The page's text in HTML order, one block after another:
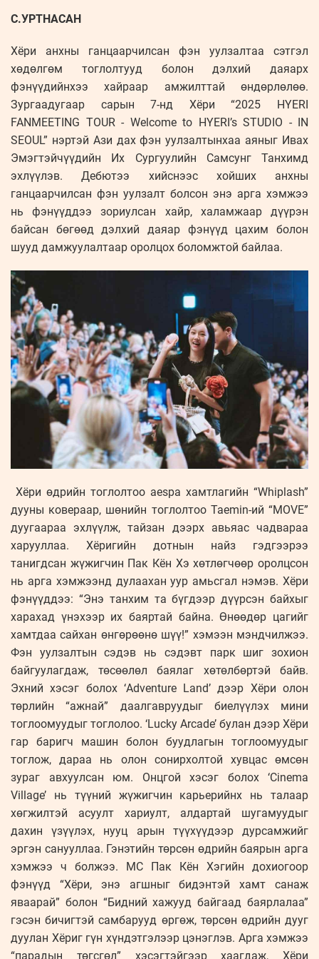
С.УРТНАСАН
Хёри анхны ганцаарчилсан фэн уулзалтаа сэтгэл
хөдөлгөм тоглолтууд болон дэлхий даяарх
фэнүүдийнхээ хайраар амжилттай өндөрлөлөө.
Зургаадугаар сарын 7-нд Хёри “2025 HYERI
FANMEETING TOUR - Welcome to HYERI’s STUDIO - IN
SEOUL” нэртэй Ази дах фэн уулзалтынхаа аяныг Ивах
Эмэгтэйчүүдийн Их Сургуулийн Самсунг Танхимд
эхлүүлэв. Дебютээ хийснээс хойших анхны
ганцаарчилсан фэн уулзалт болсон энэ арга хэмжээ
нь фэнүүддээ зориулсан хайр, халамжаар дүүрэн
байсан бөгөөд дэлхий даяар фэнүүд цахим болон
шууд дамжуулалтаар оролцох боломжтой байлаа.
Хёри өдрийн тоглолтоо aespa хамтлагийн “Whiplash”
дууны ковераар, шөнийн тоглолтоо Taemin-ий “MOVE”
дуугаараа эхлүүлж, тайзан дээрх авьяас чадвараа
харууллаа. Хёригийн дотнын найз гэдгээрээ
танигдсан жүжигчин Пак Кён Хэ хөтлөгчөөр оролцсон
нь арга хэмжээнд дулаахан уур амьсгал нэмэв. Хёри
фэнүүддээ: “Энэ танхим та бүгдээр дүүрсэн байхыг
харахад үнэхээр их баяртай байна. Өнөөдөр цагийг
хамтдаа сайхан өнгөрөөнө шүү!” хэмээн мэндчилжээ.
Фэн уулзалтын сэдэв нь сэдэвт парк шиг зохион
байгуулагдаж, төсөөлөл баялаг хөтөлбөртэй байв.
Эхний хэсэг болох ‘Adventure Land’ дээр Хёри олон
төрлийн “ажнай” даалгавруудыг биелүүлэх мини
тоглоомуудыг тоглолоо. ‘Lucky Arcade’ булан дээр Хёри
гар баригч машин болон буудлагын тоглоомуудыг
тоглож, дараа нь олон сонирхолтой хувцас өмсөн
зураг авхуулсан юм. Онцгой хэсэг болох ‘Cinema
Village’ нь түүний жүжигчин карьерийнх нь талаар
хөгжилтэй асуулт хариулт, алдартай шугамуудыг
дахин үзүүлэх, нууц арын түүхүүдээр дурсамжийг
эргэн санууллаа. Гэнэтийн төрсөн өдрийн баярын арга
хэмжээ ч болжээ. MC Пак Кён Хэгийн дохиогоор
фэнүүд “Хёри, энэ агшныг бидэнтэй хамт санаж
яваарай” болон “Бидний хажууд байгаад баярлалаа”
гэсэн бичигтэй самбарууд өргөж, төрсөн өдрийн дууг
дуулан Хёриг гүн хүндэтгэлээр цэнэглэв. Арга хэмжээ
“парадын төгсгөл” хэсэгтэйгээр хаагдаж, Хёри